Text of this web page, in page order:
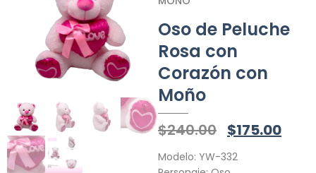
Oso de Peluche
Rosa con
Corazón con
Moño
$240.00 $175.00
Modelo: YW-332